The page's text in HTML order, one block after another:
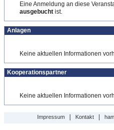
Eine Anmeldung an diese
ausgebucht ist.
Anlagen
Keine aktuellen Informationen
Kooperationspartner
Keine aktuellen Informationen
Impressum| Kontakt|